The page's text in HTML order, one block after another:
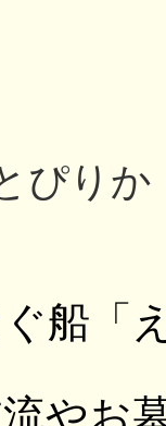
ぴりか
船「
やお